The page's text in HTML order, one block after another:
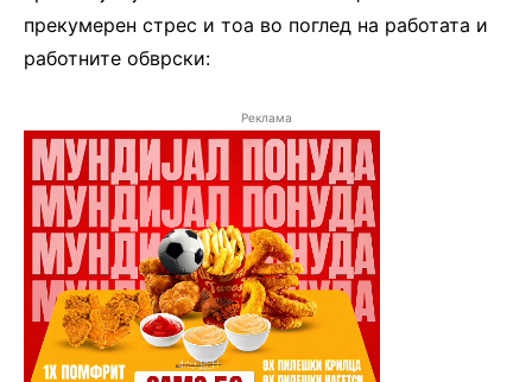
прекумерен стрес и тоа во поглед на работата и
работните обврски:
Реклама